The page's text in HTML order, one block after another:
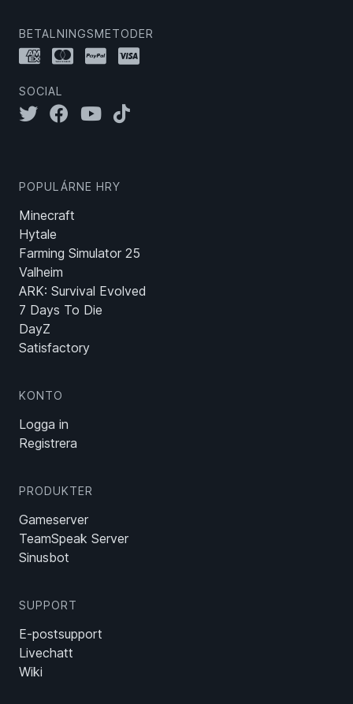
BETALNINGSMETODER
SOCIAL
POPULÁRNE HRY
Minecraft
Hytale
Farming Simulator 25
Valheim
ARK: Survival Evolved
7 Days To Die
DayZ
Satisfactory
KONTO
Logga in
Registrera
PRODUKTER
Gameserver
TeamSpeak Server
Sinusbot
SUPPORT
E-postsupport
Livechatt
Wiki